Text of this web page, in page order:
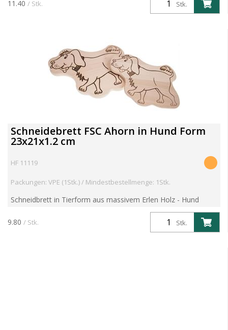
Stk.
11.40 / Stk.
Schneidebrett FSC Ahorn in Hund Form
23x21x1.2 cm
HF 11119
Packungen: VPE (1Stk.) / Mindestbestellmenge: 1Stk.
Schneidbrett in Tierform aus massivem Erlen Holz - Hund
Artikelgewicht 0.21 kg Aritkel kann individualisiert werden.
Kosten für Branddruck/Branding, Laser Gravuren oder S...
Stk.
9.80 / Stk.